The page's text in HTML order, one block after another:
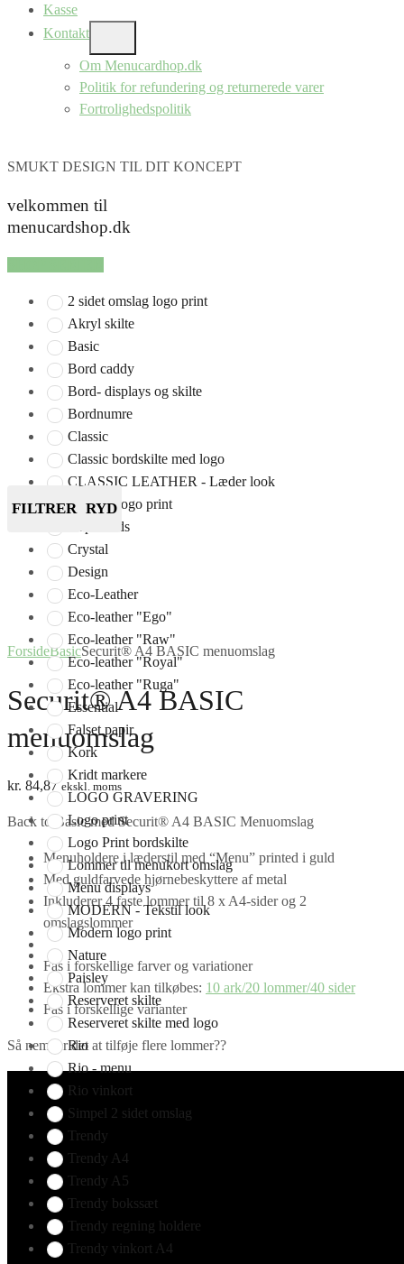
Kasse
Kontakt
SUB
MENU
Om Menucardhop.dk
Politik for refundering og returnerede varer
Fortrolighedspolitik
SMUKT DESIGN TIL DIT KONCEPT
velkommen til
menucardshop.dk
2 sidet omslag logo print
Akryl skilte
Basic
Bord caddy
Bord- displays og skilte
Bordnumre
Classic
Classic bordskilte med logo
CLASSIC LEATHER - Læder look
Classic Logo print
Clipboards
Crystal
Design
Eco-Leather
Eco-leather "Ego"
Eco-leather "Raw"
Eco-leather "Royal"
Eco-leather "Ruga"
Essential
Falset papir
Kork
Kridt markere
LOGO GRAVERING
Logo print
Logo Print bordskilte
Lommer til menukort omslag
Menu displays
MODERN - Tekstil look
Modern logo print
Nature
Paisley
Reserveret skilte
Reserveret skilte med logo
Rio
Rio - menu
Rio vinkort
Simpel 2 sidet omslag
Trendy
Trendy A4
Trendy A5
Trendy bokssæt
Trendy regning holdere
Trendy vinkort A4
FILTRER RYD
ForsideBasicSecurit® A4 BASIC menuomslag
Securit® A4 BASIC
menuomslag
kr. 84,87 ekskl. moms
Back to Basic med Securit® A4 BASIC Menuomslag
Menuholdere i læderstil med “Menu” printed i guld
Med guldfarvede hjørnebeskyttere af metal
Inkluderer 4 faste lommer til 8 x A4-sider og 2
omslagslommer
Fås i forskellige farver og variationer
Ekstra lommer kan tilkøbes: 10 ark/20 lommer/40 sider
Fås i forskellige varianter
Så nemt er det at tilføje flere lommer??